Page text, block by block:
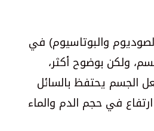
والبوتاسيوم) في
ولكن بوضوح أكثر،
الجسم يحتفظ بالسائل
في حجم الدم والماء